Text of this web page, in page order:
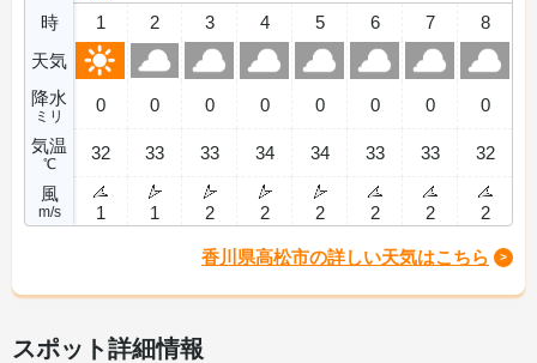
時
天気
降水
ミリ
気温
℃
風
m/s
1
0
32
1
2
0
33
1
3
0
33
2
4
0
34
2
5
0
34
2
6
0
33
2
7
0
33
2
8
0
32
2
香川県高松市の詳しい天気はこちら
スポット詳細情報